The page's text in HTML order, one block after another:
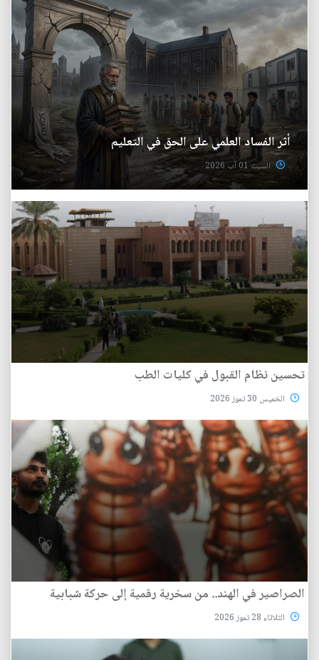
أثر الفساد العلمي على الحق في التعليم
السبت 01 آب 2026
تحسين نظام القبول في كليات الطب
الخميس 30 تموز 2026
الصراصير في الهند.. من سخرية رقمية إلى حركة شبابية
الثلاثاء 28 تموز 2026